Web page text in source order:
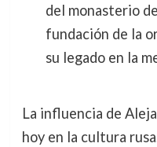
del monasterio
fundación de la
su legado en la
La influencia de
hoy en la cultura